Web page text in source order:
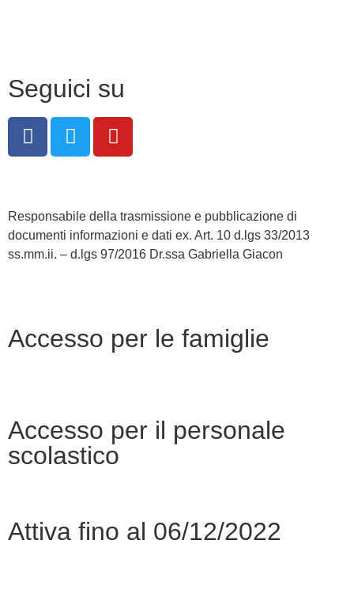
Seguici su
Responsabile della trasmissione e pubblicazione di
documenti informazioni e dati ex. Art. 10 d.lgs 33/2013
ss.mm.ii. – d.lgs 97/2016 Dr.ssa Gabriella Giacon
Accesso per le famiglie
Accesso per il personale
scolastico
Attiva fino al 06/12/2022